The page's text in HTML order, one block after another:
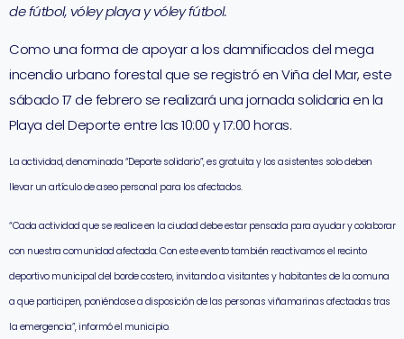
de fútbol, vóley playa y vóley fútbol.
Como una forma de apoyar a los damnificados del mega
incendio urbano forestal que se registró en Viña del Mar, este
sábado 17 de febrero se realizará una jornada solidaria en la
Playa del Deporte entre las 10:00 y 17:00 horas.
La actividad, denominada “Deporte solidario”, es gratuita y los asistentes solo deben
llevar un artículo de aseo personal para los afectados.
“Cada actividad que se realice en la ciudad debe estar pensada para ayudar y colaborar
con nuestra comunidad afectada. Con este evento también reactivamos el recinto
deportivo municipal del borde costero, invitando a visitantes y habitantes de la comuna
a que participen, poniéndose a disposición de las personas viñamarinas afectadas tras
la emergencia”, informó el municipio.